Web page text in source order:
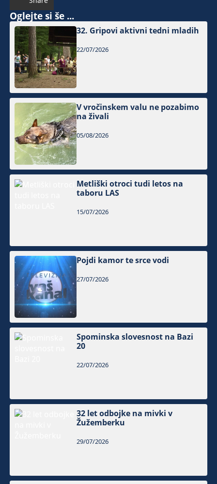
Oglejte si še ...
32. Gripovi aktivni tedni mladih
22/07/2026
V vročinskem valu ne pozabimo
na živali
05/08/2026
Metliški otroci tudi letos na
taboru LAS
15/07/2026
Pojdi kamor te srce vodi
27/07/2026
Spominska slovesnost na Bazi
20
22/07/2026
32 let odbojke na mivki v
Žužemberku
29/07/2026